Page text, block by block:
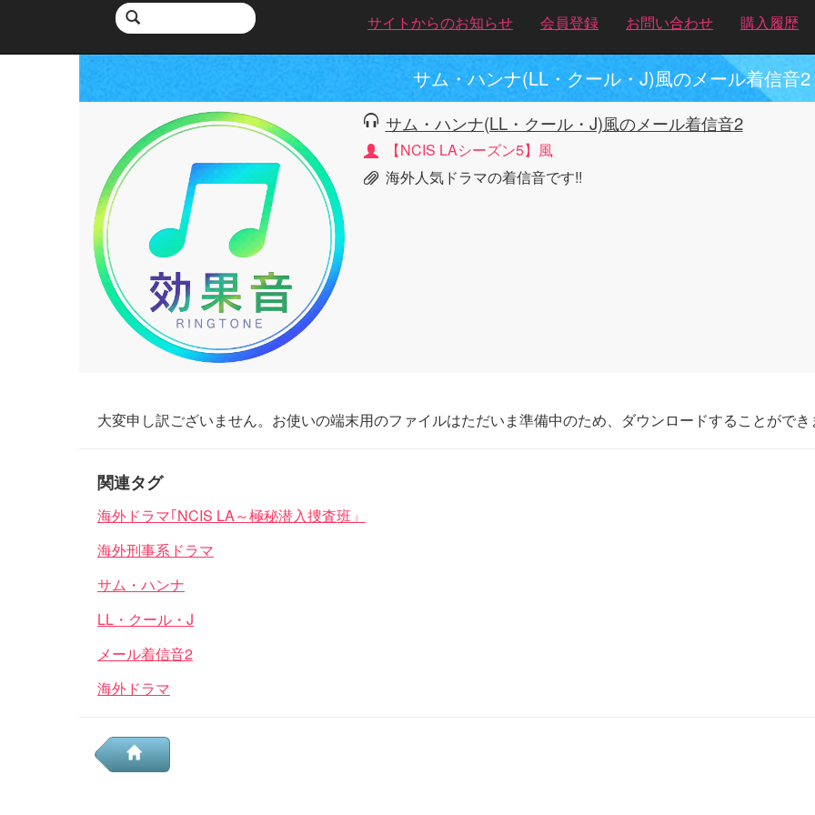
サイトからのお知らせ 会員登録 お問い合わせ 購入履歴
サム・ハンナ(LL・クール・J)風のメール着信音2
サム・ハンナ(LL・クール・J)風のメール着信音2
【NCIS LAシーズン5】風
海外人気ドラマの着信音です!!
大変申し訳ございません。お使いの端末用のファイルはただいま準備中のため、ダウンロードすることがで
関連タグ
海外ドラマ｢NCIS LA～極秘潜入捜査班」
海外刑事系ドラマ
サム・ハンナ
LL・クール・J
メール着信音2
海外ドラマ